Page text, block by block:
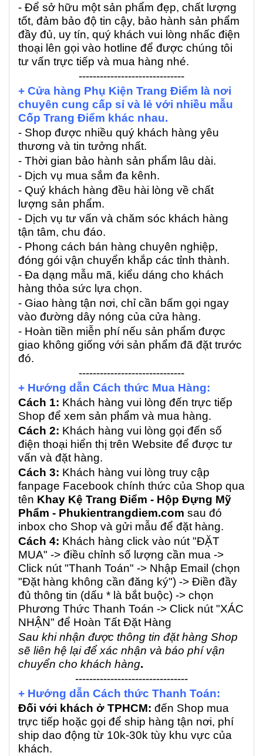
- Để sở hữu một sản phẩm đẹp, chất lượng
tốt, đảm bảo độ tin cậy, bảo hành sản phẩm
đầy đủ, uy tín, quý khách vui lòng nhấc điện
thoại lên gọi vào hotline để được chúng tôi
tư vấn trực tiếp và mua hàng nhé.
------------------------------
+ Cửa hàng Phụ Kiện Trang Điểm là nơi
chuyên cung cấp sỉ và lẻ với nhiều mẫu
Cốp Trang Điểm khác nhau.
- Shop được nhiều quý khách hàng yêu
thương và tin tưởng nhất.
- Thời gian bảo hành sản phẩm lâu dài.
- Dịch vụ mua sắm đa kênh.
- Quý khách hàng đều hài lòng về chất
lượng sản phẩm.
- Dịch vụ tư vấn và chăm sóc khách hàng
tận tâm, chu đáo.
- Phong cách bán hàng chuyên nghiệp,
đóng gói vận chuyển khắp các tỉnh thành.
- Đa dạng mẫu mã, kiểu dáng cho khách
hàng thỏa sức lựa chọn.
- Giao hàng tận nơi, chỉ cần bấm gọi ngay
vào đường dây nóng của cửa hàng.
- Hoàn tiền miễn phí nếu sản phẩm được
giao không giống với sản phẩm đã đặt trước
đó.
------------------------------
+ Hướng dẫn Cách thức Mua Hàng:
Cách 1: Khách hàng vui lòng đến trực tiếp
Shop để xem sản phẩm và mua hàng.
Cách 2: Khách hàng vui lòng gọi đến số
điện thoại hiển thị trên Website để được tư
vấn và đặt hàng.
Cách 3: Khách hàng vui lòng truy cập
fanpage Facebook chính thức của Shop qua
tên Khay Kệ Trang Điểm - Hộp Đựng Mỹ
Phẩm - Phukientrangdiem.com sau đó
inbox cho Shop và gửi mẫu để đặt hàng.
Cách 4: Khách hàng click vào nút "ĐẶT
MUA" -> điều chỉnh số lượng cần mua ->
Click nút "Thanh Toán" -> Nhập Email (chọn
"Đặt hàng không cần đăng ký") -> Điền đầy
đủ thông tin (dấu * là bắt buộc) -> chọn
Phương Thức Thanh Toán -> Click nút "XÁC
NHẬN" để Hoàn Tất Đặt Hàng
Sau khi nhận được thông tin đặt hàng Shop
sẽ liên hệ lại để xác nhận và báo phí vận
chuyển cho khách hàng.
--------------------------------
+ Hướng dẫn Cách thức Thanh Toán:
Đối với khách ở TPHCM: đến Shop mua
trực tiếp hoặc gọi để ship hàng tận nơi, phí
ship dao động từ 10k-30k tùy khu vực của
khách.